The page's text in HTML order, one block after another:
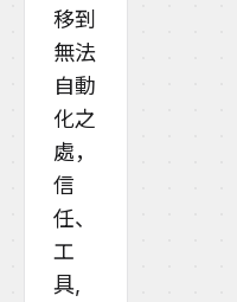
移到
無法
自動
化之
處，
信
任、
工
具,